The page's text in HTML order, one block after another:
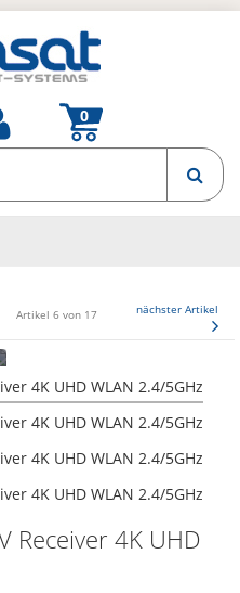
Artikel 6 von 17 nächster Artikel
Receiver 4K UHD